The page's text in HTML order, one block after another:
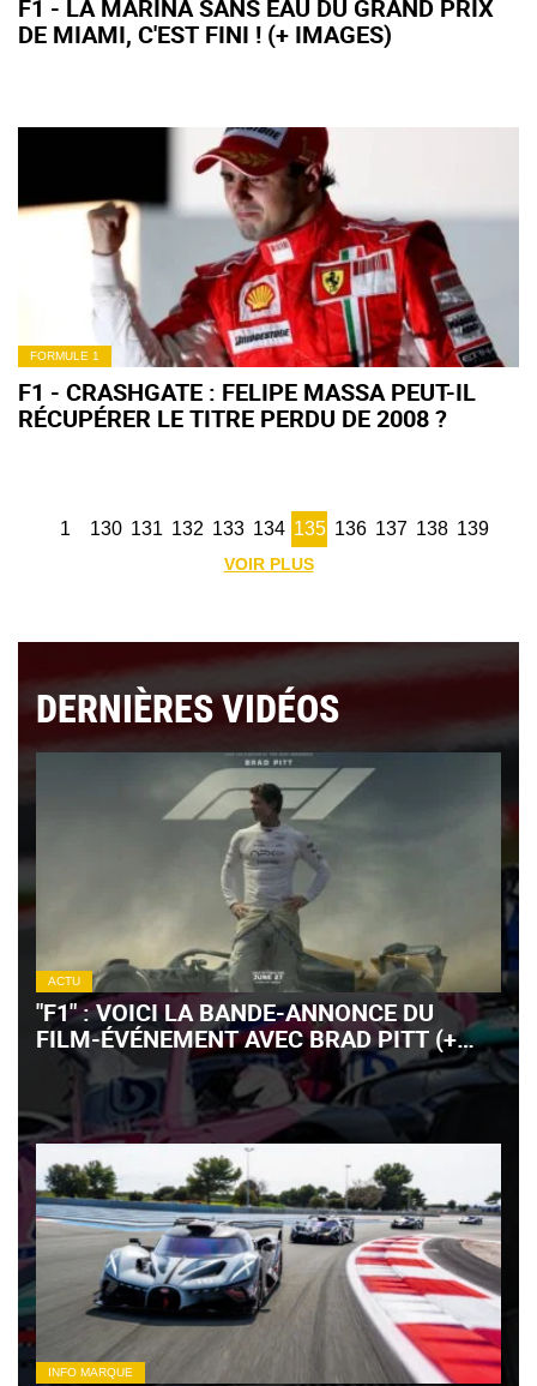
F1 - LA MARINA SANS EAU DU GRAND PRIX
DE MIAMI, C'EST FINI ! (+ IMAGES)
FORMULE 1
F1 - CRASHGATE : FELIPE MASSA PEUT-IL
RÉCUPÉRER LE TITRE PERDU DE 2008 ?
1 130 131 132 133 134 135 136 137 138 139
VOIR PLUS
DERNIÈRES VIDÉOS
ACTU
"F1" : VOICI LA BANDE-ANNONCE DU
FILM-ÉVÉNEMENT AVEC BRAD PITT (+
VIDÉO)
INFO MARQUE